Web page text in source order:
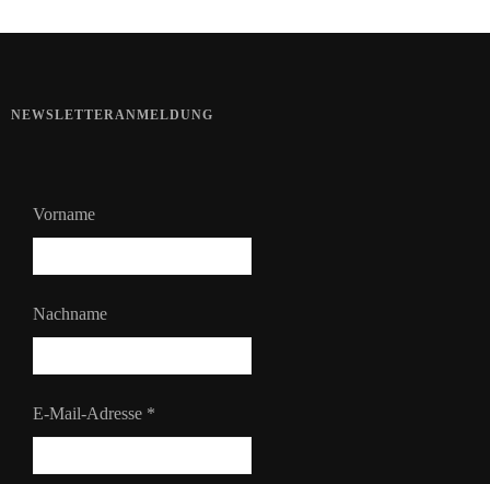
NEWSLETTERANMELDUNG
Vorname
Nachname
E-Mail-Adresse *